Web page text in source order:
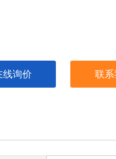
线询价 联系